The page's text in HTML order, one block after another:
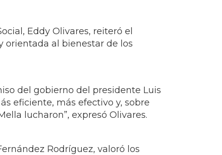
Eddy Olivares, reiteró el
orientada al bienestar de los
del gobierno del presidente Luis
eficiente, más efectivo y, sobre
lucharon”, expresó Olivares.
Rodríguez, valoró los